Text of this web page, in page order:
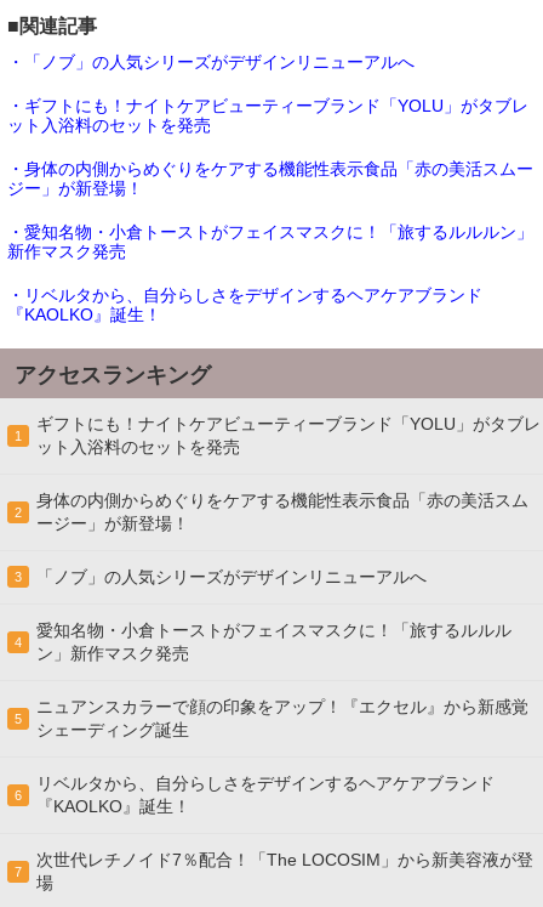
■関連記事
・「ノブ」の人気シリーズがデザインリニューアルへ
・ギフトにも！ナイトケアビューティーブランド「YOLU」がタブレ
ット入浴料のセットを発売
・身体の内側からめぐりをケアする機能性表示食品「赤の美活スムー
ジー」が新登場！
・愛知名物・小倉トーストがフェイスマスクに！「旅するルルルン」
新作マスク発売
・リベルタから、自分らしさをデザインするヘアケアブランド
『KAOLKO』誕生！
アクセスランキング
1
ギフトにも！ナイトケアビューティーブランド「YOLU」がタブレ
ット入浴料のセットを発売
2
身体の内側からめぐりをケアする機能性表示食品「赤の美活スム
ージー」が新登場！
3 「ノブ」の人気シリーズがデザインリニューアルへ
4
愛知名物・小倉トーストがフェイスマスクに！「旅するルルル
ン」新作マスク発売
5
ニュアンスカラーで顔の印象をアップ！『エクセル』から新感覚
シェーディング誕生
6
リベルタから、自分らしさをデザインするヘアケアブランド
『KAOLKO』誕生！
7
次世代レチノイド7％配合！「The LOCOSIM」から新美容液が登
場